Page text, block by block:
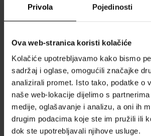
Privola Pojedinosti
Ova web-stranica koristi kolačiće
Kolačiće upotrebljavamo kako bismo
sadržaj i oglase, omogućili značajke
analizirali promet. Isto tako, podatke o
naše web-lokacije dijelimo s
medije, oglašavanje i analizu, a oni ih
drugim podacima koje ste im pružili ili
dok ste upotrebljavali njihove usluge.
79,00 € 79,00 €
Xiaomi Smart Band 10 Pro
Lavender pin
Pametni sat - Unisex
Xiaomi
Silver -
Pametni